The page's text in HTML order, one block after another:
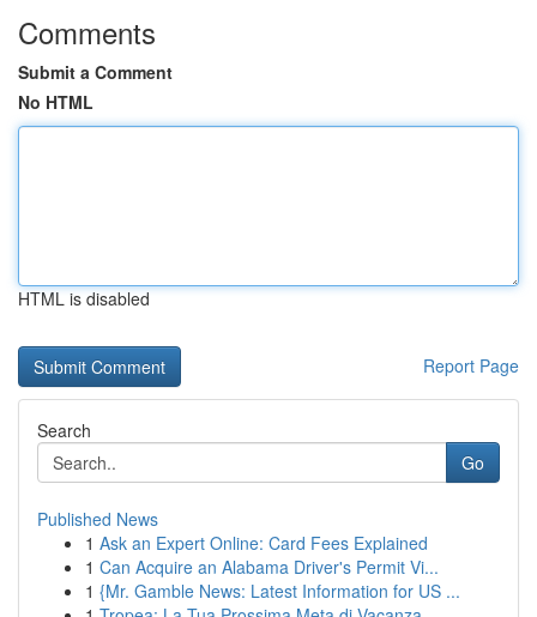
Comments
Submit a Comment
No HTML
HTML is disabled
Report Page
Search
Go
Published News
1 Ask an Expert Online: Card Fees Explained
1 Can Acquire an Alabama Driver's Permit Vi...
1 {Mr. Gamble News: Latest Information for US ...